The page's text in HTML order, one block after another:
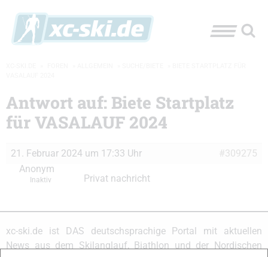
Antwort auf: Biete Startplatz
für VASALAUF 2024
21. Februar 2024 um 17:33 Uhr
#309275
Anonym
Inaktiv Privat nachricht
xc-ski.de ist DAS deutschsprachige Portal mit aktuellen
News aus dem Skilanglauf, Biathlon und der Nordischen